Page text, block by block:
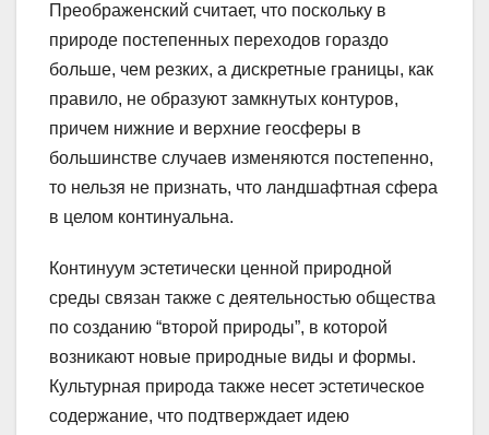
Преображенский считает, что поскольку в
природе постепенных переходов гораздо
больше, чем резких, а дискретные границы, как
правило, не образуют замкнутых контуров,
причем нижние и верхние геосферы в
большинстве случаев изменяются постепенно,
то нельзя не признать, что ландшафтная сфера
в целом континуальна.
Континуум эстетически ценной природной
среды связан также с деятельностью общества
по созданию “второй природы”, в которой
возникают новые природные виды и формы.
Культурная природа также несет эстетическое
содержание, что подтверждает идею